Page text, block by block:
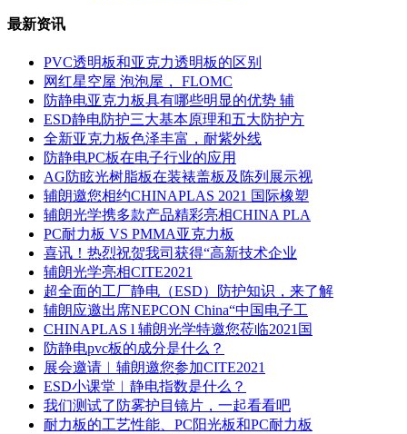
最新资讯
PVC透明板和亚克力透明板的区别
网红星空屋 泡泡屋， FLOMC
防静电亚克力板具有哪些明显的优势 辅
ESD静电防护三大基本原理和五大防护方
全新亚克力板色泽丰富，耐紫外线
防静电PC板在电子行业的应用
AG防眩光树脂板在装裱盖板及陈列展示视
辅朗邀您相约CHINAPLAS 2021 国际橡塑
辅朗光学携多款产品精彩亮相CHINA PLA
PC耐力板 VS PMMA亚克力板
喜讯！热烈祝贺我司获得“高新技术企业
辅朗光学亮相CITE2021
超全面的工厂静电（ESD）防护知识，来了解
辅朗应邀出席NEPCON China“中国电子工
CHINAPLAS l 辅朗光学特邀您莅临2021国
防静电pvc板的成分是什么？
展会邀请︱辅朗邀您参加CITE2021
ESD小课堂︱静电指数是什么？
我们测试了防雾护目镜片，一起看看吧
耐力板的工艺性能、PC阳光板和PC耐力板